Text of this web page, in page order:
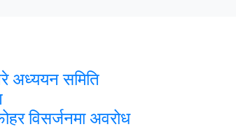
अध्ययन समिति
विसर्जनमा अवरोध